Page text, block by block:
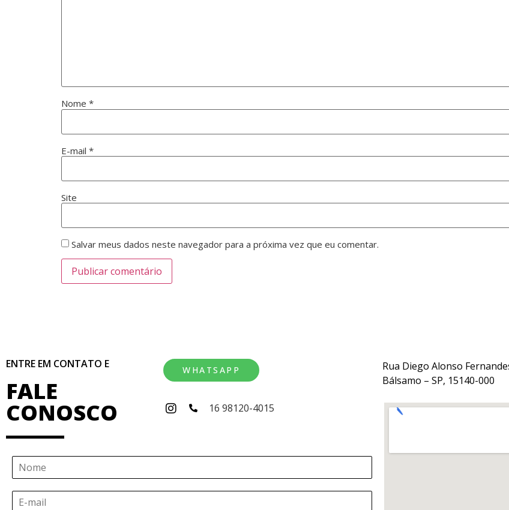
Nome *
E-mail *
Site
Salvar meus dados neste navegador para a próxima vez que eu comentar.
ENTRE EM CONTATO E
FALE
CONOSCO
WHATSAPP
16 98120-4015
Rua Diego Alonso
Bálsamo – SP, 15140-000
N
E